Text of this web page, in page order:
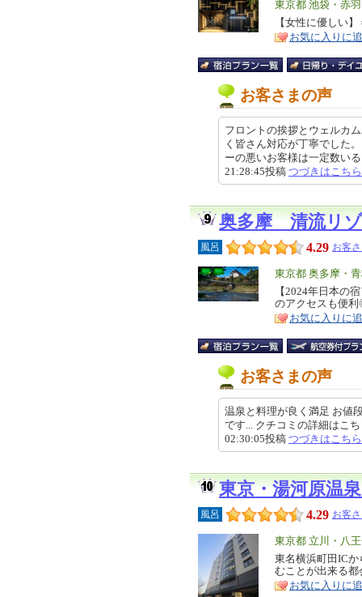
エ
リ
ア
東京都 池袋・赤
特
徴
【女性に優しい
お気に入りに
お客さまの声
フロントの挨拶とウェルカ
く皆さん対応が丁寧でした
ーの悪いお客様は一定数い
21:28:45投稿 つづきはこちら
奥多摩 清流リ
風呂 4.29 お客
エ
リ
ア
東京都 奥多摩・
特
徴
【2024年日本の
のアクセスも便
お気に入りに
お客さまの声
温泉と料理が良く満足 お値
です... クチコミの詳細はこ
02:30:05投稿 つづきはこちら
東京・湯河原温
風呂 4.29 お客
エ
リ
ア
東京都 立川・八
特
徴
東名横浜町田IC
むことが出来る
お気に入りに